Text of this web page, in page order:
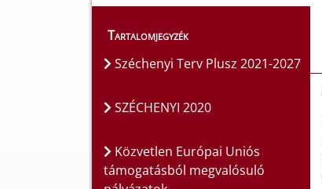
Tartalomjegyzék
Széchenyi Terv Plusz 2021-2027
SZÉCHENYI 2020
Közvetlen Európai Uniós
támogatásból megvalósuló